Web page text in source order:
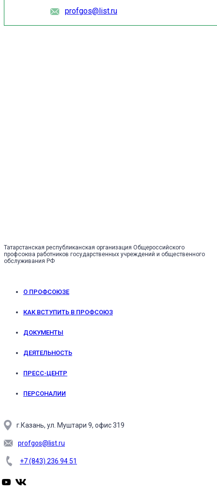
profgos@list.ru
Татарстанская республиканская организация Общероссийского
профсоюза работников государственных учреждений и общественного
обслуживания РФ
О ПРОФСОЮЗЕ
КАК ВСТУПИТЬ В ПРОФСОЮЗ
ДОКУМЕНТЫ
ДЕЯТЕЛЬНОСТЬ
ПРЕСС-ЦЕНТР
ПЕРСОНАЛИИ
г.Казань, ул. Муштари 9, офис 319
profgos@list.ru
+7 (843) 236 94 51